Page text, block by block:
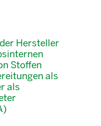
Hersteller
Stoffen
als
als